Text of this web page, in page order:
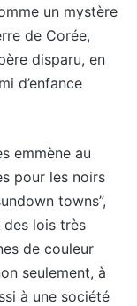
un mystère
de Corée,
disparu, en
d’enfance
emmène au
pour les noirs
towns”,
des lois très
de couleur
seulement, à
à une société